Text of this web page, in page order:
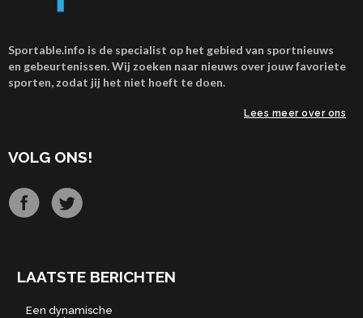
Sportable.info is de specialist op het gebied van sportnieuws
en gebeurtenissen. Wij zoeken naar nieuws over jouw favoriete
sporten, zodat jij het niet hoeft te doen.
Lees meer over ons
VOLG ONS!
LAATSTE BERICHTEN
Een dynamische